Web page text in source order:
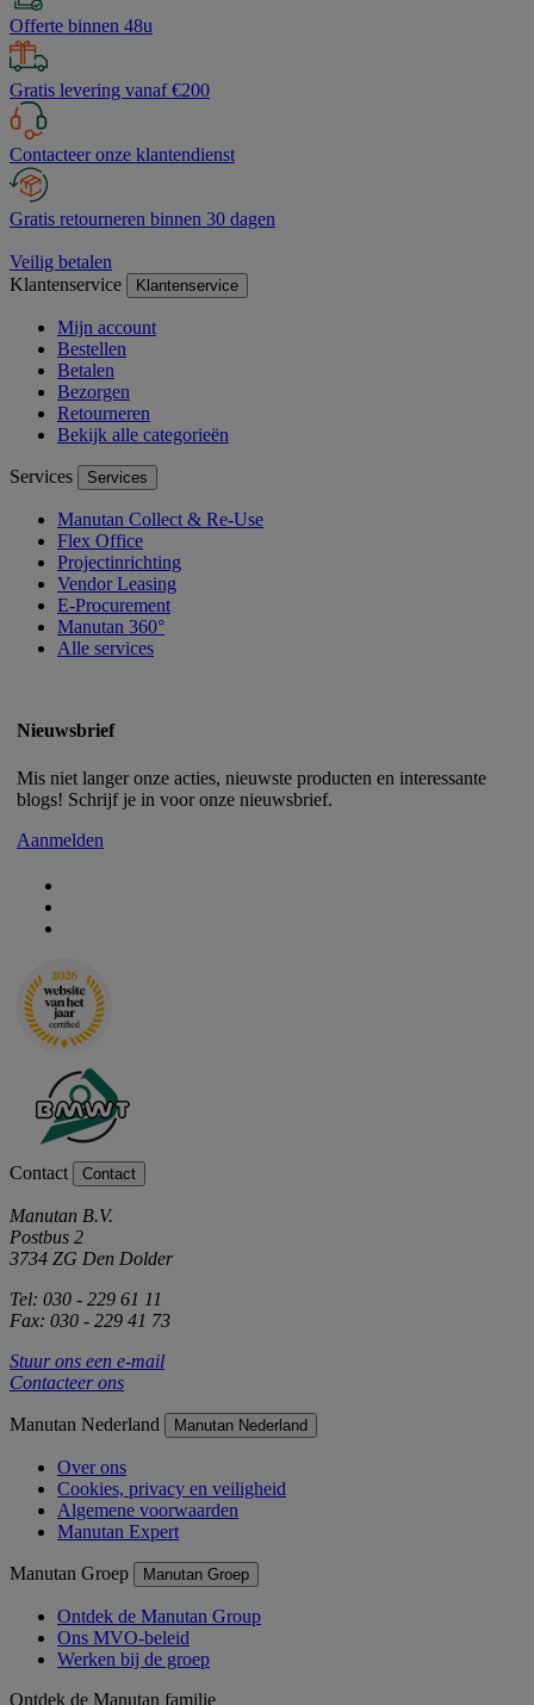
Offerte binnen 48u
Gratis levering vanaf €200
Contacteer onze klantendienst
Gratis retourneren binnen 30 dagen
Veilig betalen
Klantenservice
Klantenservice
Mijn account
Bestellen
Betalen
Bezorgen
Retourneren
Bekijk alle categorieën
Services Services
Manutan Collect & Re-Use
Flex Office
Projectinrichting
Vendor Leasing
E-Procurement
Manutan 360°
Alle services
Nieuwsbrief
Mis niet langer onze acties, nieuwste producten en interessante
blogs! Schrijf je in voor onze nieuwsbrief.
Aanmelden
Contact Contact
Manutan B.V.
Postbus 2
3734 ZG Den Dolder
Tel: 030 - 229 61 11
Fax: 030 - 229 41 73
Stuur ons een e-mail
Contacteer ons
Manutan Nederland Manutan Nederland
Over ons
Cookies, privacy en veiligheid
Algemene voorwaarden
Manutan Expert
Manutan Groep Manutan Groep
Ontdek de Manutan Group
Ons MVO-beleid
Werken bij de groep
Ontdek de Manutan familie